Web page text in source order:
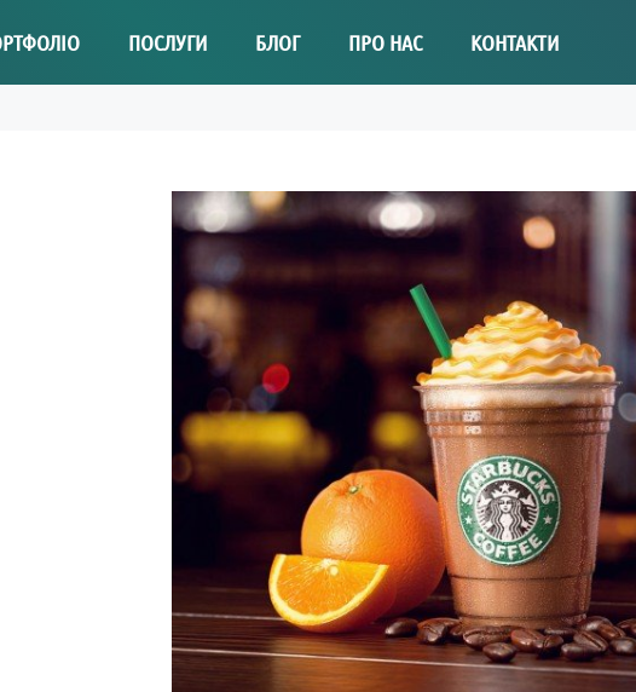
ПОСЛУГИ БЛОГ ПРО НАС КОНТАКТИ